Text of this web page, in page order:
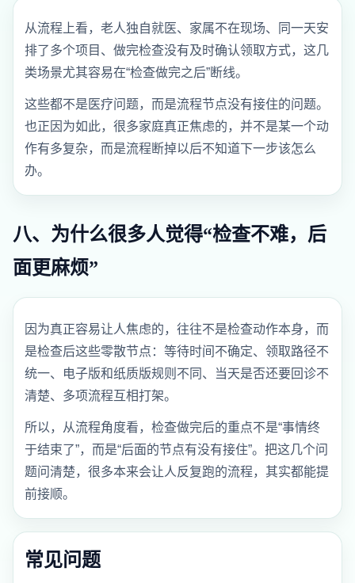
从流程上看，老人独自就医、家属不在现场、同一天安
排了多个项目、做完检查没有及时确认领取方式，这几
类场景尤其容易在“检查做完之后”断线。
这些都不是医疗问题，而是流程节点没有接住的问题。
也正因为如此，很多家庭真正焦虑的，并不是某一个动
作有多复杂，而是流程断掉以后不知道下一步该怎么
办。
八、为什么很多人觉得“检查不难，后
面更麻烦”
因为真正容易让人焦虑的，往往不是检查动作本身，而
是检查后这些零散节点：等待时间不确定、领取路径不
统一、电子版和纸质版规则不同、当天是否还要回诊不
清楚、多项流程互相打架。
所以，从流程角度看，检查做完后的重点不是“事情终
于结束了”，而是“后面的节点有没有接住”。把这几个问
题问清楚，很多本来会让人反复跑的流程，其实都能提
前接顺。
常见问题